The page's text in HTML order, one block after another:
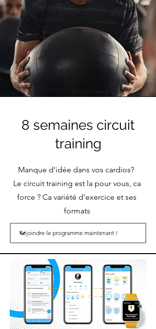
8 semaines circuit
training
Manque d'idée dans vos cardios?
Le circuit training est la pour vous, ca
force ? Ca variété d'exercice et ses
formats